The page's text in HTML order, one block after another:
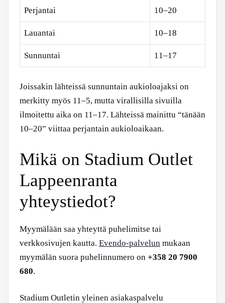
Perjantai 10–20
Lauantai 10–18
Sunnuntai 11–17
Joissakin lähteissä sunnuntain aukioloajaksi on
merkitty myös 11–5, mutta virallisilla sivuilla
ilmoitettu aika on 11–17. Lähteissä mainittu “tänään
10–20” viittaa perjantain aukioloaikaan.
Mikä on Stadium Outlet
Lappeenranta
yhteystiedot?
Myymälään saa yhteyttä puhelimitse tai
verkkosivujen kautta. Evendo-palvelun mukaan
myymälän suora puhelinnumero on +358 20 7900
680.
Stadium Outletin yleinen asiakaspalvelu